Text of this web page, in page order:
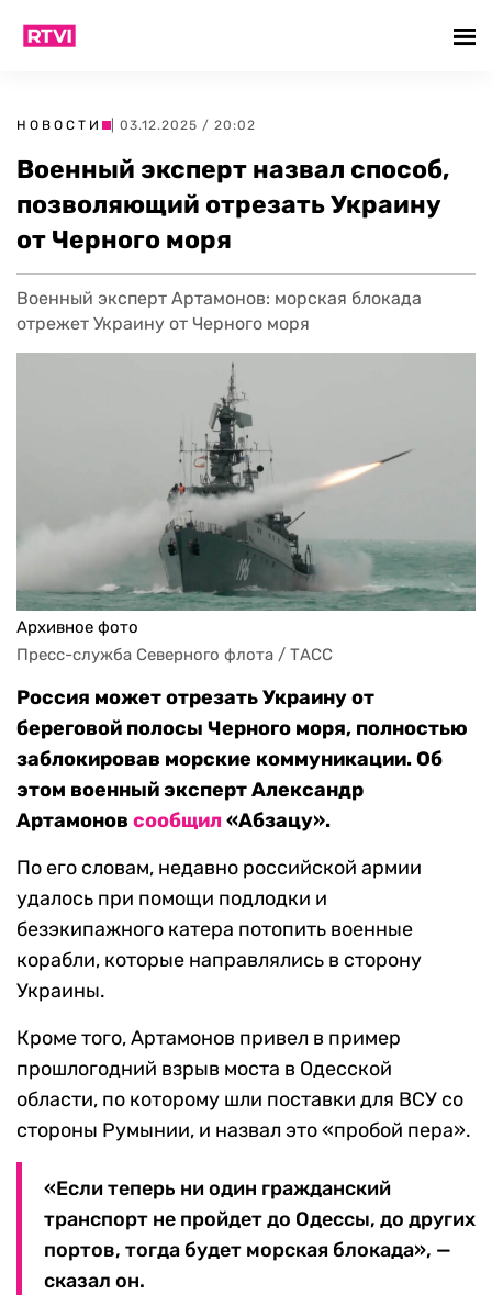
НОВОСТИ | 03.12.2025 / 20:02
Военный эксперт назвал способ,
позволяющий отрезать Украину
от Черного моря
Военный эксперт Артамонов: морская блокада
отрежет Украину от Черного моря
Архивное фото
Пресс-служба Северного флота / ТАСС
Россия может отрезать Украину от
береговой полосы Черного моря, полностью
заблокировав морские коммуникации. Об
этом военный эксперт Александр
Артамонов сообщил«Абзацу».
По его словам, недавно российской армии
удалось при помощи подлодки и
безэкипажного катера потопить военные
корабли, которые направлялись в сторону
Украины.
Кроме того, Артамонов привел в пример
прошлогодний взрыв моста в Одесской
области, по которому шли поставки для ВСУ со
стороны Румынии, и назвал это «пробой пера».
«Если теперь ни один гражданский
транспорт не пройдет до Одессы, до других
портов, тогда будет морская блокада», —
сказал он.